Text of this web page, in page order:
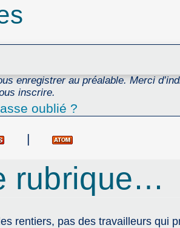
enregistrer au préalable. Merci
inscrire.
oublié ?
|
rubrique…
rentiers, pas des travailleurs qui